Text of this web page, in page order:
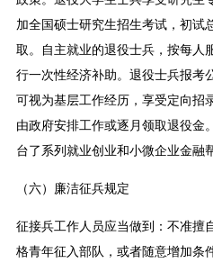
加全国硕士研究生招生考试，初试
取。自主就业的退役士兵，按每人
行一次性经济补助。退役士兵报考
可视为基层工作经历，享受定向招
由政府安排工作或逐月领取退役金
台了系列就业创业和小微企业金融
（六）廉洁征兵规定
征接兵工作人员应当做到：不准擅
格青年征入部队，或者随意增加条